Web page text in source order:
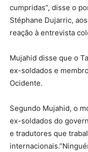
cumpridas”, disse o
Stéphane Dujarric,
reação à entrevista
Mujahid disse que o
ex-soldados e
Ocidente.
Segundo Mujahid, o
ex-soldados do
e tradutores que